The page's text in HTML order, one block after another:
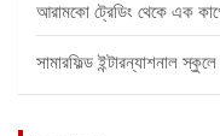
আরামকো ট্রেডিং থেকে এক
সামারফিল্ড ইন্টারন্যাশনাল